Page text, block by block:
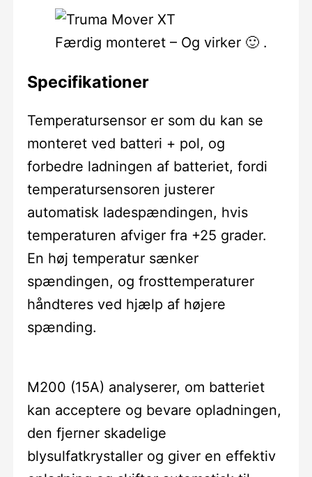
Færdig monteret – Og virker 🙂 .
Specifikationer
Temperatursensor er som du kan se
monteret ved batteri + pol, og
forbedre ladningen af batteriet, fordi
temperatursensoren justerer
automatisk ladespændingen, hvis
temperaturen afviger fra +25 grader.
En høj temperatur sænker
spændingen, og frosttemperaturer
håndteres ved hjælp af højere
spænding.
M200 (15A) analyserer, om batteriet
kan acceptere og bevare opladningen,
den fjerner skadelige
blysulfatkrystaller og giver en effektiv